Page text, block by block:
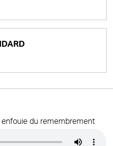
enfouie du remembrement